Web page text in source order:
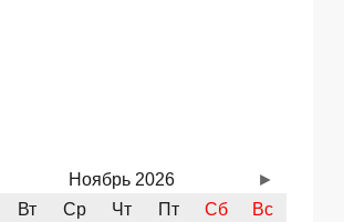
Ноябрь 2026
Вт Ср Чт Пт Сб
Вс
►